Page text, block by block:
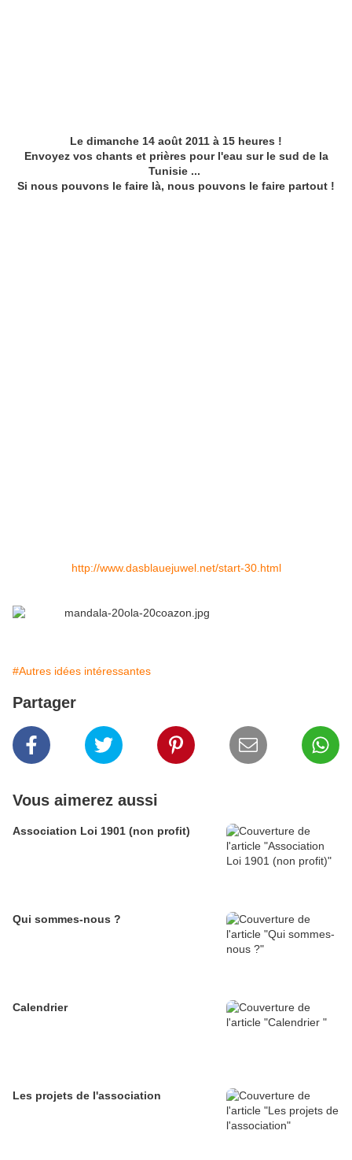
Le dimanche 14 août 2011 à 15 heures !
Envoyez vos chants et prières pour l'eau sur le sud de la
Tunisie ...
Si nous pouvons le faire là, nous pouvons le faire partout !
http://www.dasblauejuwel.net/start-30.html
#Autres idées intéressantes
Partager
Vous aimerez aussi
Association Loi 1901 (non profit)
Qui sommes-nous ?
Calendrier
Les projets de l'association